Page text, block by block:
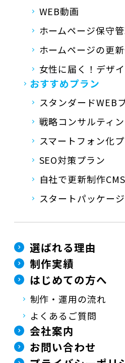
WEB動画
ホームページ保守
ホームページの更
女性に届く！デザ
おすすめプラン
スタンダードWEB
戦略コンサルティ
スマートフォン化
SEO対策プラン
自社で更新制作
スタートパッケー
選ばれる理由
制作実績
はじめての方へ
制作・運用の流れ
よくあるご質問
会社案内
お問い合わせ